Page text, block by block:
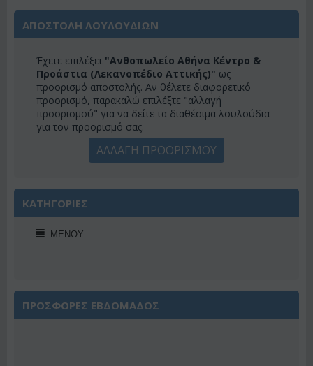
ΑΠΟΣΤΟΛΗ ΛΟΥΛΟΥΔΙΩΝ
Έχετε επιλέξει "Ανθοπωλείο Αθήνα Κέντρο &
Προάστια (Λεκανοπέδιο Αττικής)" ως
προορισμό αποστολής. Αν θέλετε διαφορετικό
προορισμό, παρακαλώ επιλέξτε "αλλαγή
προορισμού" για να δείτε τα διαθέσιμα λουλούδια
για τον προορισμό σας.
ΑΛΛΑΓΗ ΠΡΟΟΡΙΣΜΟΥ
ΚΑΤΗΓΟΡΙΕΣ
ΜΕΝΟΎ
ΠΡΟΣΦΟΡΕΣ ΕΒΔΟΜΑΔΟΣ